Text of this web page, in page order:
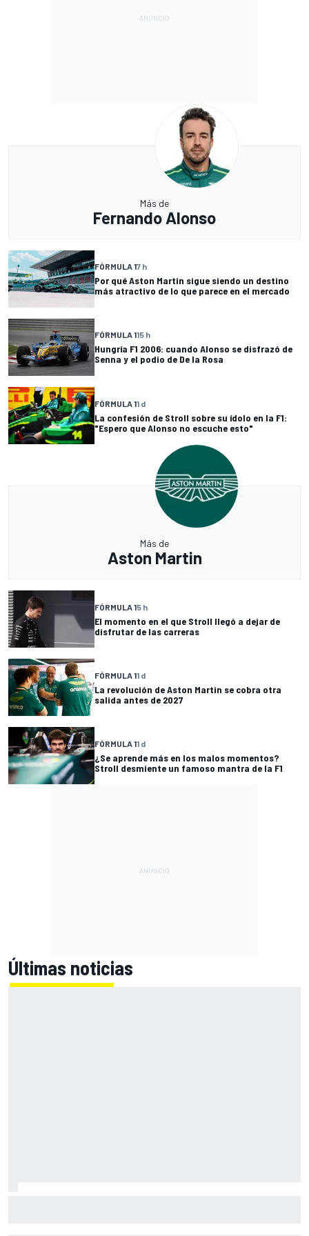
Más de
Fernando Alonso
FÓRMULA 17 h
Por qué Aston Martin sigue siendo un destino
más atractivo de lo que parece en el mercado
FÓRMULA 115 h
Hungría F1 2006: cuando Alonso se disfrazó de
Senna y el podio de De la Rosa
FÓRMULA 11 d
La confesión de Stroll sobre su ídolo en la F1:
"Espero que Alonso no escuche esto"
Más de
Aston Martin
FÓRMULA 15 h
El momento en el que Stroll llegó a dejar de
disfrutar de las carreras
FÓRMULA 11 d
La revolución de Aston Martin se cobra otra
salida antes de 2027
FÓRMULA 11 d
¿Se aprende más en los malos momentos?
Stroll desmiente un famoso mantra de la F1
Últimas noticias